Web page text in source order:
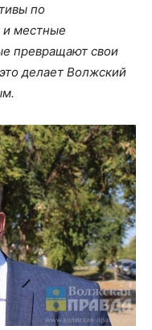
по
и местные
превращают свои
делает Волжский